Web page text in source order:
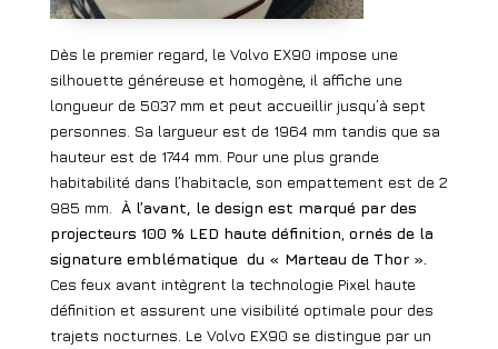
Dès le premier regard, le Volvo EX90 impose une
silhouette généreuse et homogène, il affiche une
longueur de 5037 mm et peut accueillir jusqu’à sept
personnes. Sa largueur est de 1964 mm tandis que sa
hauteur est de 1744 mm. Pour une plus grande
habitabilité dans l’habitacle, son empattement est de 2
985 mm.
À l’avant, le design est marqué par des
projecteurs 100 % LED haute définition ornés de la
signature emblématique du « Marteau de Thor ».
Ces feux avant intègrent la technologie Pixel haute
définition et assurent une visibilité optimale pour des
trajets nocturnes. Le Volvo EX90 se distingue par un